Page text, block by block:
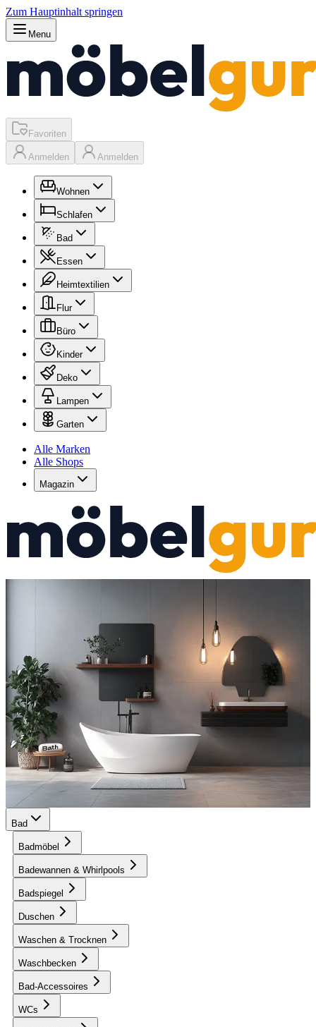
Zum Hauptinhalt springen
Menu
Favoriten
Anmelden Anmelden
Wohnen
Schlafen
Bad
Essen
Heimtextilien
Flur
Büro
Kinder
Deko
Lampen
Garten
Alle Marken
Alle Shops
Magazin
Bad
Badmöbel
Badewannen & Whirlpools
Badspiegel
Duschen
Waschen & Trocknen
Waschbecken
Bad-Accessoires
WCs